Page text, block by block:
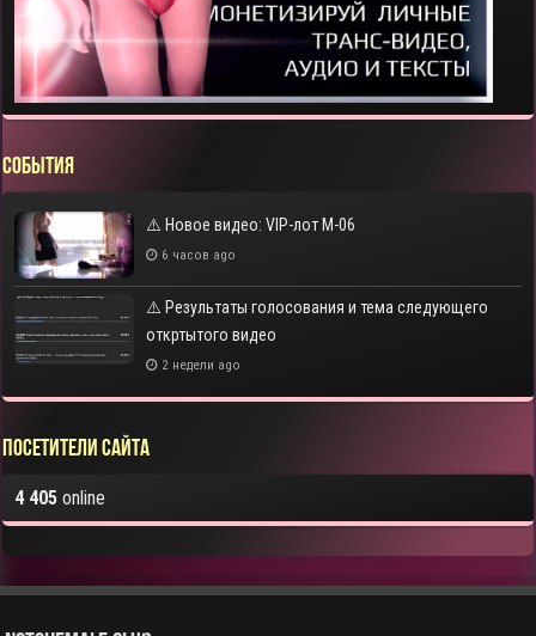
СОБЫТИЯ
⚠️ Новое видео: VIP-лот M-06
6 часов ago
⚠️ Результаты голосования и тема следующего
откртытого видео
2 недели ago
Посетители сайта
4 405 online